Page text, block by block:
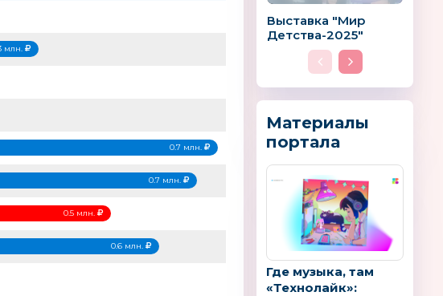
млн.
0.7 млн.
0.7 млн.
0.5 млн.
0.6 млн.
Выставка "Мир
Детства-2025"
Материалы
портала
Где музыка, там
«Технолайк»: